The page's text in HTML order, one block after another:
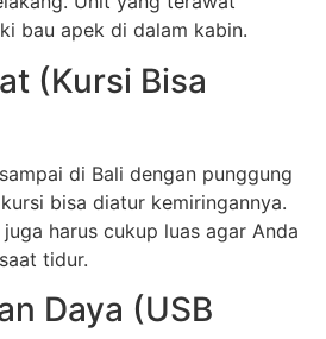
bau apek di dalam kabin.
(Kursi Bisa
di Bali dengan punggung
bisa diatur kemiringannya.
harus cukup luas agar Anda
tidur.
Daya (USB